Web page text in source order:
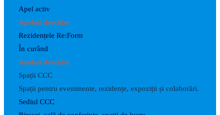
Apel activ
Apeluri deschise
Rezidențele Re:Form
În curând
Apeluri deschise
Spații CCC
Spații pentru evenimente, rezidențe, expoziții și colaborări.
Sediul CCC